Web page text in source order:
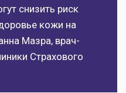
снизить риск
кожи на
Мазра, врач-
Страхового